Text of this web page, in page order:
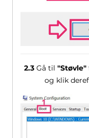
2.3 Gå til"Støvle"
og klik